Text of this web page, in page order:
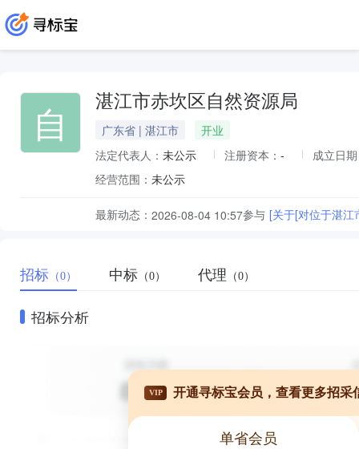
自 湛江市赤坎区自然资源局
广东省 | 湛江市
开业
法定代表人： 未公示 注册资本： -
成立日
经营范围： 未公示
最新动态： 2026-08-04 10:57参与 [关于[对位于湛
招标 （0） 中标 （0） 代理 （0）
招标分析
VIP 开通寻标宝会员，查看更多招采
单省会员